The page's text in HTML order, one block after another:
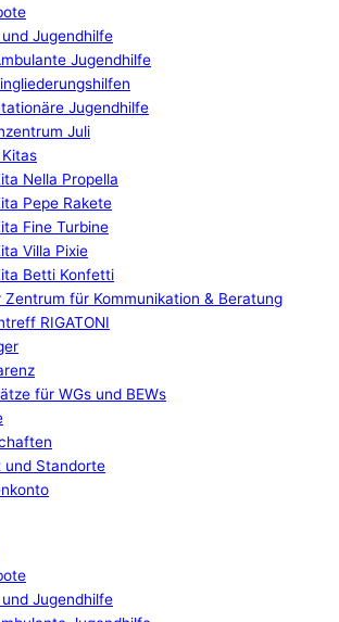
Jugendhilfe
Jugendhilfe
Jugendhilfe
Juli
Nella Propella
Pepe Rakete
Fine Turbine
Villa Pixie
Betti Konfetti
Zentrum für Kommunikation & Beratung
RIGATONI
für WGs und BEWs
und Standorte
Jugendhilfe